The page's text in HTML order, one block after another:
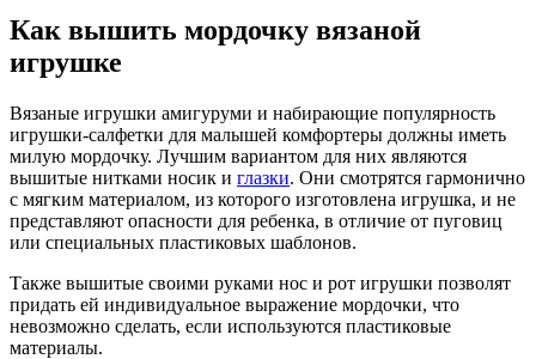
Как вышить мордочку вязаной
игрушке
Вязаные игрушки амигуруми и набирающие популярность
игрушки-салфетки для малышей комфортеры должны иметь
милую мордочку. Лучшим вариантом для них являются
вышитые нитками носик и глазки. Они смотрятся гармонично
с мягким материалом, из которого изготовлена игрушка, и не
представляют опасности для ребенка, в отличие от пуговиц
или специальных пластиковых шаблонов.
Также вышитые своими руками нос и рот игрушки позволят
придать ей индивидуальное выражение мордочки, что
невозможно сделать, если используются пластиковые
материалы.